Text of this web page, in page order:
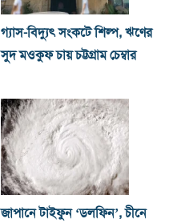
গ্যাস-বিদ্যুৎ সংকটে শিল্প, ঋণের
সুদ মওকুফ চায় চট্টগ্রাম চেম্বার
জাপানে টাইফুন ‘ডলফিন’, চীনে